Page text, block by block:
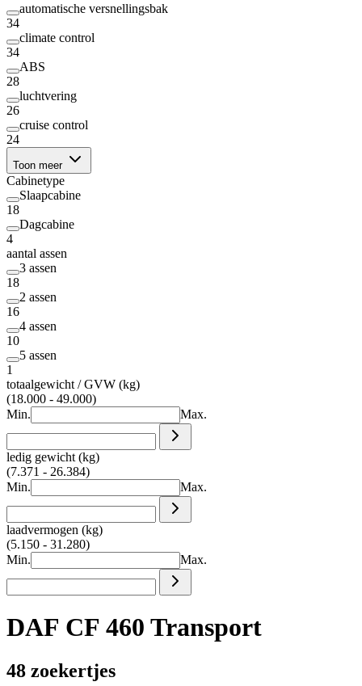
automatische versnellingsbak
34
climate control
34
ABS
28
luchtvering
26
cruise control
24
Toon meer
Cabinetype
Slaapcabine
18
Dagcabine
4
aantal assen
3 assen
18
2 assen
16
4 assen
10
5 assen
1
totaalgewicht / GVW (kg)
(18.000 - 49.000)
Min.
Max.
ledig gewicht (kg)
(7.371 - 26.384)
Min.
Max.
laadvermogen (kg)
(5.150 - 31.280)
Min.
Max.
DAF CF 460 Transport
48 zoekertjes